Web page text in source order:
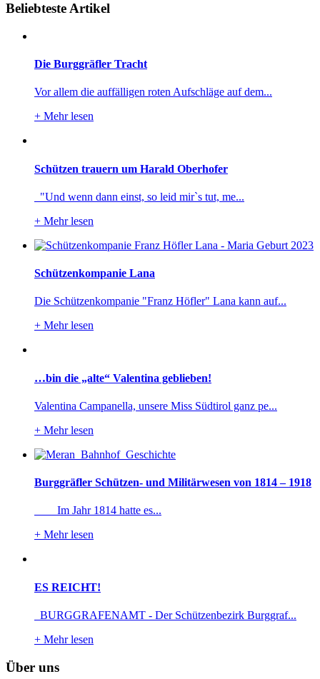
Beliebteste Artikel
Die Burggräfler Tracht
Vor allem die auffälligen roten Aufschläge auf dem...
+ Mehr lesen
Schützen trauern um Harald Oberhofer
"Und wenn dann einst, so leid mir`s tut, me...
+ Mehr lesen
Schützenkompanie Lana
Die Schützenkompanie "Franz Höfler" Lana kann auf...
+ Mehr lesen
…bin die „alte“ Valentina geblieben!
Valentina Campanella, unsere Miss Südtirol ganz pe...
+ Mehr lesen
Burggräfler Schützen- und Militärwesen von 1814 – 1918
Im Jahr 1814 hatte es...
+ Mehr lesen
ES REICHT!
BURGGRAFENAMT - Der Schützenbezirk Burggraf...
+ Mehr lesen
Über uns